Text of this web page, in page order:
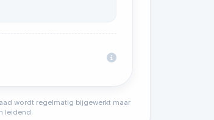
wordt regelmatig bijgewerkt maar
leidend.